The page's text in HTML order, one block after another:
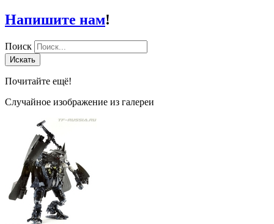
Напишите нам!
Поиск
Искать
Почитайте ещё!
Случайное изображение из галереи